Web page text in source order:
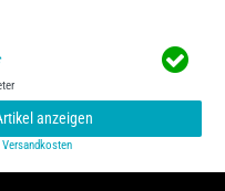
anzeigen
Versandkosten